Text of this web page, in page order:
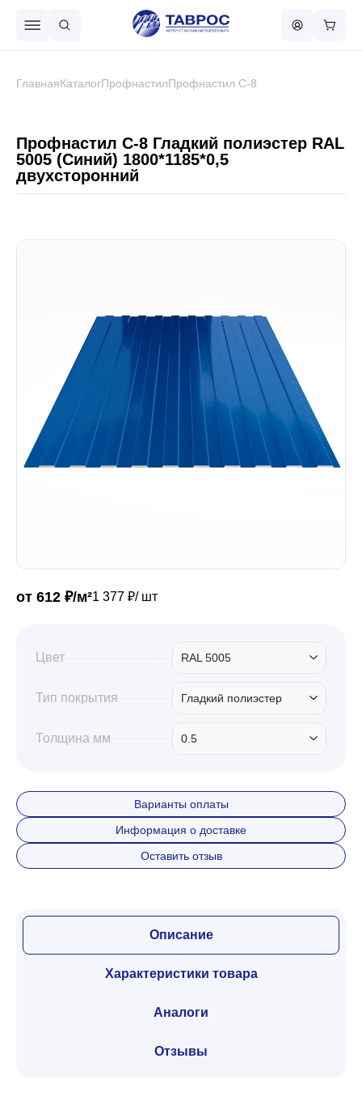
Металлочерепица
Сваи винтовые
Забор
Кровля
Профили для гипсокартона
ГлавнаяКаталогПрофнастилПрофнастил С-8
Профнастил С-8 Гладкий полиэстер RAL
5005 (Синий) 1800*1185*0,5
двухсторонний
от 612 ₽/м²1 377 ₽/ шт
Цвет RAL 5005
Тип покрытия Гладкий полиэстер
Толщина мм 0.5
Варианты оплаты
Информация о доставке
Оставить отзыв
Описание
Характеристики товара
Аналоги
Отзывы